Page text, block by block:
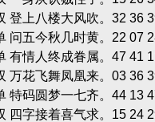
登上八楼大风吹。32 36
问五今秋几时黄。22 07
有情人终成眷属。47 41
万花飞舞凤凰来。03 36
特码圆梦一七齐。44 13
四字接着喜气求。15 24